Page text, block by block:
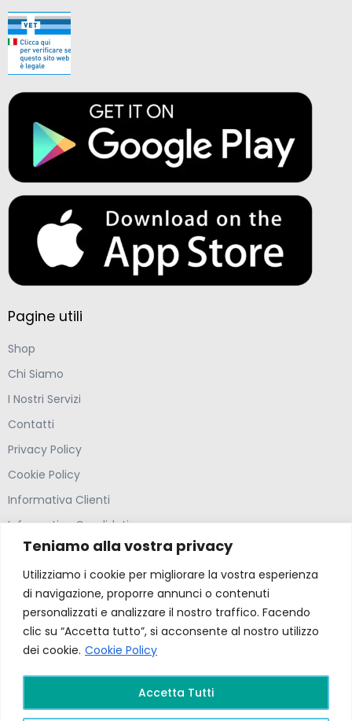
Teniamo alla vostra privacy
Utilizziamo i cookie per migliorare la vostra esperienza
di navigazione, proporre annunci o contenuti
personalizzati e analizzare il nostro traffico. Facendo
clic su “Accetta tutto”, si acconsente al nostro utilizzo
dei cookie. Cookie Policy
Accetta Tutti
Pagine utili
Shop
Chi Siamo
I Nostri Servizi
Contatti
Privacy Policy
Cookie Policy
Informativa Clienti
Informativa Candidati
Farmacia Ponte Ospedaletto S.N.C
Via della Solidarietà 2,
47020 Longiano, Forlì-Cesena